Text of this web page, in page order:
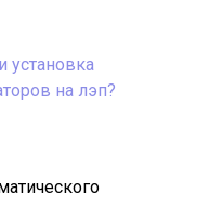
установка
на лэп?